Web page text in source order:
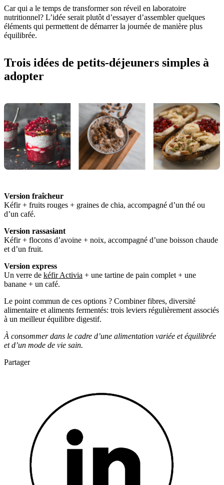
Car qui a le temps de transformer son réveil en laboratoire
nutritionnel? L’idée serait plutôt d’essayer d’assembler quelques
éléments qui permettent de démarrer la journée de manière plus
équilibrée.
Trois idées de petits-déjeuners simples à
adopter
Version fraîcheur
Kéfir + fruits rouges + graines de chia, accompagné d’un thé ou
d’un café.
Version rassasiant
Kéfir + flocons d’avoine + noix, accompagné d’une boisson chaude
et d’un fruit.
Version express
Un verre de kéfir Activia + une tartine de pain complet + une
banane + un café.
Le point commun de ces options ? Combiner fibres, diversité
alimentaire et aliments fermentés: trois leviers régulièrement associés
à un meilleur équilibre digestif.
À consommer dans le cadre d’une alimentation variée et équilibrée
et d’un mode de vie sain.
Partager